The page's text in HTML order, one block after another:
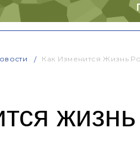
Как Изменится Жизнь